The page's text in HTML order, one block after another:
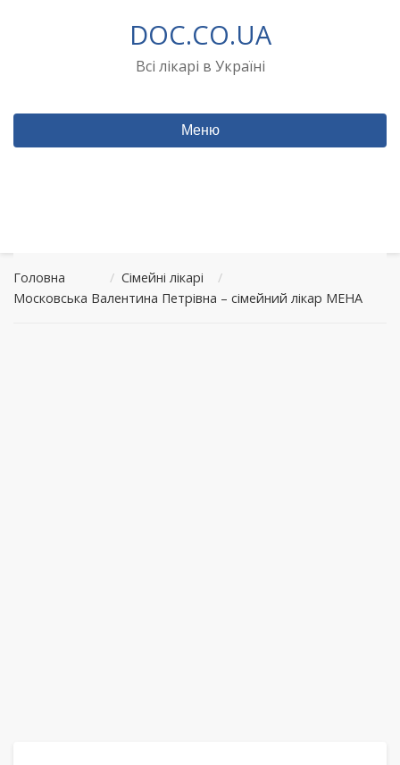
DOC.CO.UA
Всі лікарі в Україні
Меню
Головна / Сімейні лікарі
/
Московська Валентина Петрівна – сімейний лікар МЕНА